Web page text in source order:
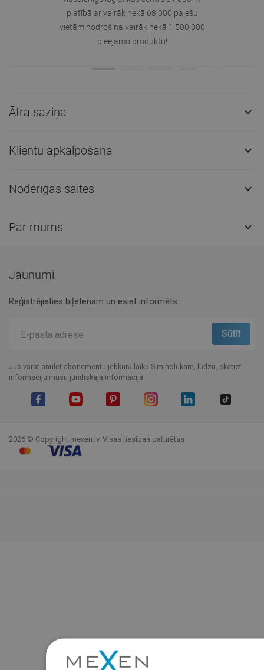
platībā ar vairāk nekā 68 000 palešu
vietām nodrošina vairāk nekā 1 500 000
pieejamo produktu!
Ātra saziņa 
Klientu apkalpošana 
Noderīgas saites 
Par mums 
Jaunumi
Reģistrējieties biļetenam un esiet informēts.
Jūs varat anulēt abonementu jebkurā laikā.Šim nolūkam, lūdzu, skatiet
informāciju mūsu juridiskajā informācijā.
2026 © Copyright mexen.lv. Visas tiesības paturētas.